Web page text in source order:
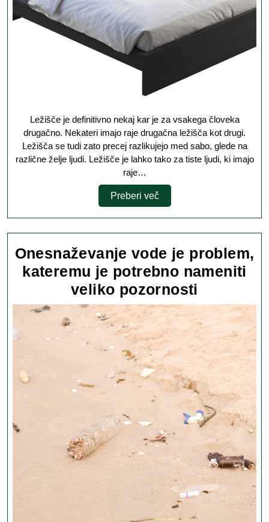
Ležišče je definitivno nekaj kar je za vsakega človeka
drugačno. Nekateri imajo raje drugačna ležišča kot drugi.
Ležišča se tudi zato precej razlikujejo med sabo, glede na
različne želje ljudi. Ležišče je lahko tako za tiste ljudi, ki imajo
raje…
Preberi večPreberi
več
Onesnaževanje vode je problem,
kateremu je potrebno nameniti
veliko pozornosti
vode
je
problem,
kateremu
je
potrebno
nameniti
veliko